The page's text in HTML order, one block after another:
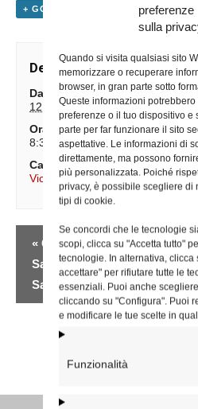
preferenze
sulla
Quando si visita qualsiasi sito
memorizzare o recuperare
browser, in gran parte sotto
Queste informazioni potrebbero
preferenze o il tuo dispositivo e
parte per far funzionare il sito
aspettative. Le informazioni di
direttamente, ma possono
più personalizzata. Poiché
privacy, è possibile scegliere di
tipi di cookie.
Se concordi che le tecnologie
scopi, clicca su "Accetta tutto"
tecnologie. In alternativa, clicca
accettare" per rifiutare tutte le
essenziali. Puoi anche
cliccando su "Configura". Puoi
e modificare le tue scelte in
Funzionalità
+ GOOGLE CALENDAR +
Dettagli
Data:
12 Giugno
Ora:
8:30 - 12:00
Categoria Evento:
Vicario Generale
Evento
Navigazione
« Giornata di
Santificazione
Sacerdotale